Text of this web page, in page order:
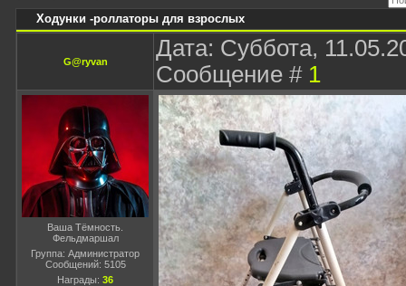
Ходунки -роллаторы для взрослых
G@ryvan
Дата: Суббота,
Сообщение # 1
Ваша Тёмность.
Фельдмаршал
Группа: Администратор
Сообщений: 5105
Награды: 36